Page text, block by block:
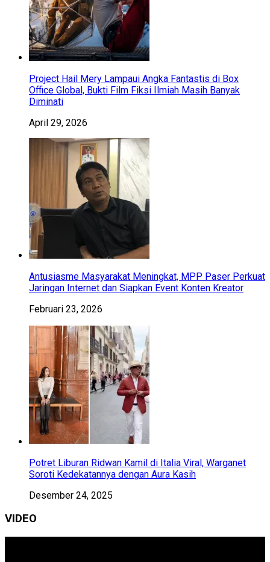
Project Hail Mery Lampaui Angka Fantastis di Box
Office Global, Bukti Film Fiksi Ilmiah Masih Banyak
Diminati
April 29, 2026
Antusiasme Masyarakat Meningkat, MPP Paser Perkuat
Jaringan Internet dan Siapkan Event Konten Kreator
Februari 23, 2026
Potret Liburan Ridwan Kamil di Italia Viral, Warganet
Soroti Kedekatannya dengan Aura Kasih
Desember 24, 2025
VIDEO